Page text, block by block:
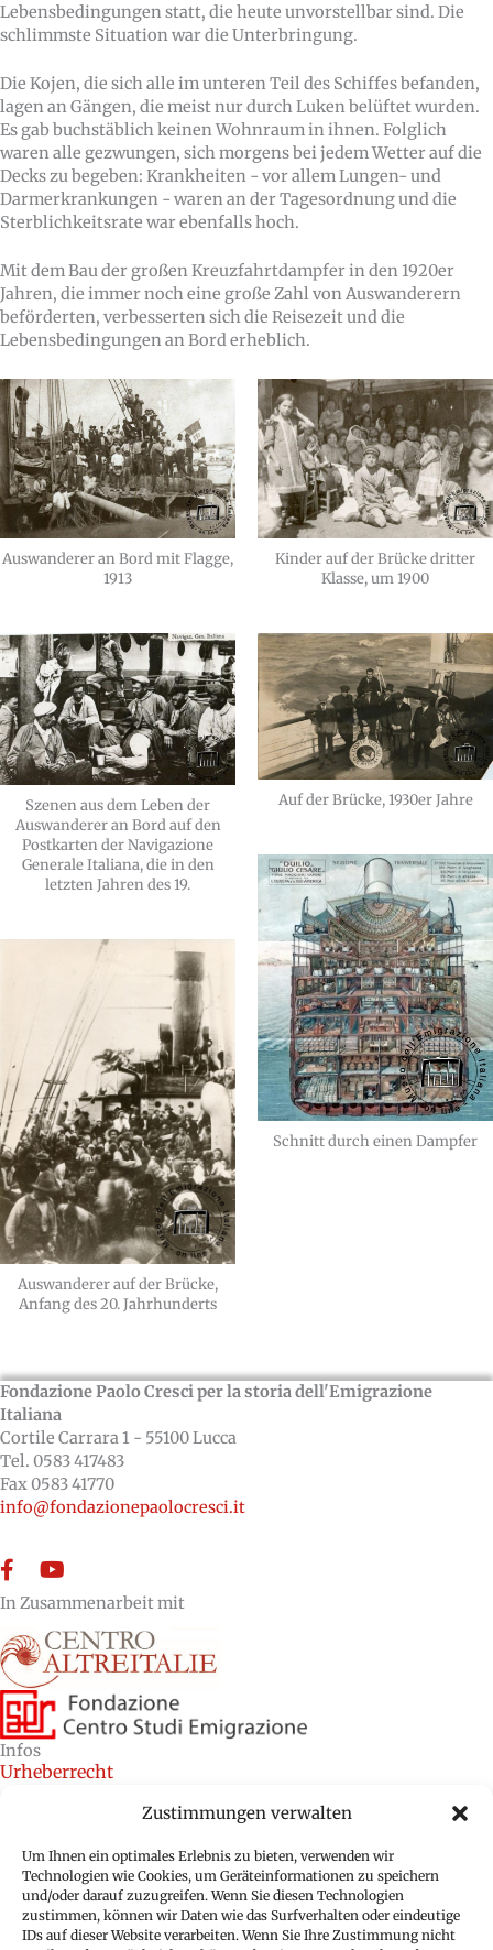
Zustimmungen verwalten
Um Ihnen ein optimales Erlebnis zu bieten, verwenden wir
Technologien wie Cookies, um Geräteinformationen zu speichern
und/oder darauf zuzugreifen. Wenn Sie diesen Technologien
zustimmen, können wir Daten wie das Surfverhalten oder eindeutige
IDs auf dieser Website verarbeiten. Wenn Sie Ihre Zustimmung nicht
Lebensbedingungen statt, die heute unvorstellbar sind. Die
schlimmste Situation war die Unterbringung.
Die Kojen, die sich alle im unteren Teil des Schiffes befanden,
lagen an Gängen, die meist nur durch Luken belüftet wurden.
Es gab buchstäblich keinen Wohnraum in ihnen. Folglich
waren alle gezwungen, sich morgens bei jedem Wetter auf die
Decks zu begeben: Krankheiten - vor allem Lungen- und
Darmerkrankungen - waren an der Tagesordnung und die
Sterblichkeitsrate war ebenfalls hoch.
Mit dem Bau der großen Kreuzfahrtdampfer in den 1920er
Jahren, die immer noch eine große Zahl von Auswanderern
beförderten, verbesserten sich die Reisezeit und die
Lebensbedingungen an Bord erheblich.
Auswanderer an Bord mit Flagge,
1913
Szenen aus dem Leben der
Auswanderer an Bord auf den
Postkarten der Navigazione
Generale Italiana, die in den
letzten Jahren des 19.
Auswanderer auf der Brücke,
Anfang des 20. Jahrhunderts
Kinder auf der Brücke dritter
Klasse, um 1900
Auf der Brücke, 1930er Jahre
Schnitt durch einen Dampfer
Fondazione Paolo Cresci per la storia dell'Emigrazione
Italiana
Cortile Carrara 1 - 55100 Lucca
Tel. 0583 417483
Fax 0583 41770
info@fondazionepaolocresci.it
FacebookYouTube
In Zusammenarbeit mit
Infos
Urheberrecht
Cookie-Richtlinie (EU)
Datenschutzbestimmungen (EU)